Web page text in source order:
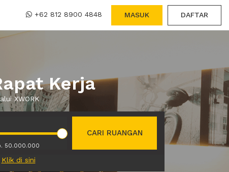
+62 812 8900 4848 MASUK DAFTAR
Kerja
XWORK
50.000.000
CARI RUANGAN
Klik di sini